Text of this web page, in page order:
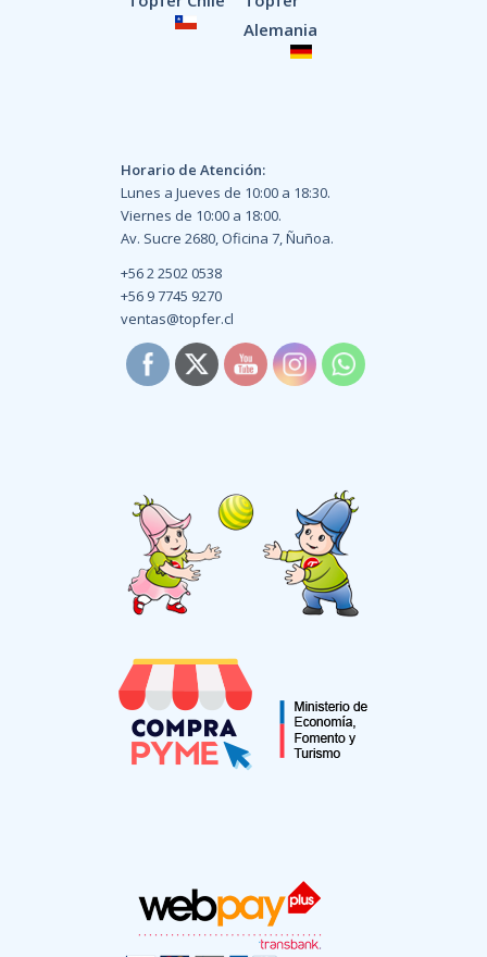
Alemania
Horario de Atención:
Lunes a Jueves de 10:00 a 18:30.
Viernes de 10:00 a 18:00.
Av. Sucre 2680, Oficina 7, Ñuñoa.
+56 2 2502 0538
+56 9 7745 9270
ventas@topfer.cl